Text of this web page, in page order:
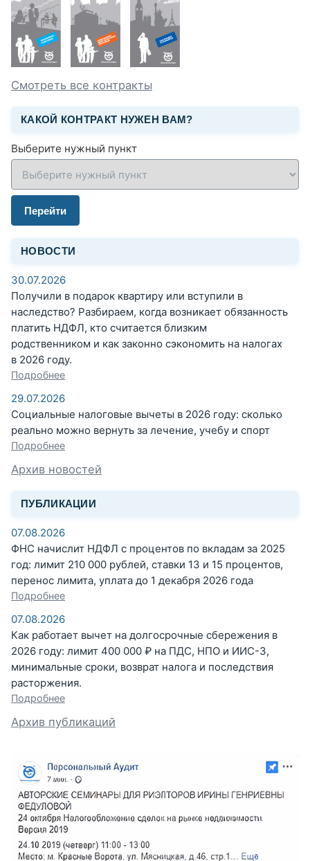
Смотреть все контракты
КАКОЙ КОНТРАКТ НУЖЕН ВАМ?
Выберите нужный пункт
Перейти
НОВОСТИ
30.07.2026
Получили в подарок квартиру или вступили в
наследство? Разбираем, когда возникает обязанность
платить НДФЛ, кто считается близким
родственником и как законно сэкономить на налогах
в 2026 году.
Подробнее
29.07.2026
Социальные налоговые вычеты в 2026 году: сколько
реально можно вернуть за лечение, учебу и спорт
Подробнее
Архив новостей
ПУБЛИКАЦИИ
07.08.2026
ФНС начислит НДФЛ с процентов по вкладам за 2025
год: лимит 210 000 рублей, ставки 13 и 15 процентов,
перенос лимита, уплата до 1 декабря 2026 года
Подробнее
07.08.2026
Как работает вычет на долгосрочные сбережения в
2026 году: лимит 400 000 ₽ на ПДС, НПО и ИИС-3,
минимальные сроки, возврат налога и последствия
расторжения.
Подробнее
Архив публикаций